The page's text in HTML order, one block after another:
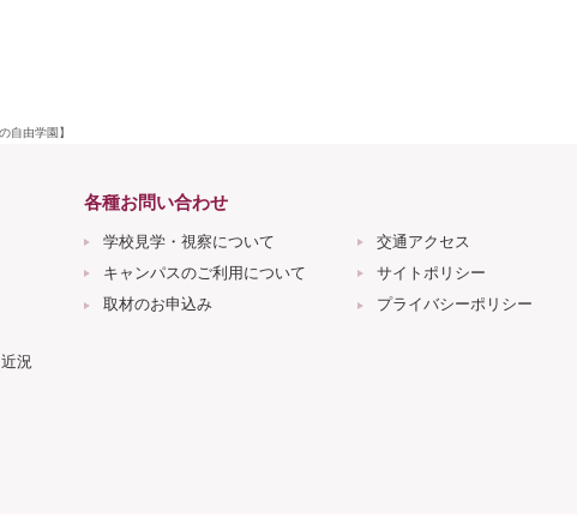
自由学園】
況
各種お問い合わせ
学校見学・視察について
キャンパスのご利用について
取材のお申込み
交通アクセス
サイトポリシー
プライバシーポリシー